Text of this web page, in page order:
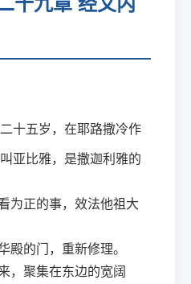
十五岁，在耶路撒冷作
亚比雅，是撒迦利雅的
为正的事，效法他祖大
殿的门，重新修理。
，聚集在东边的宽阔